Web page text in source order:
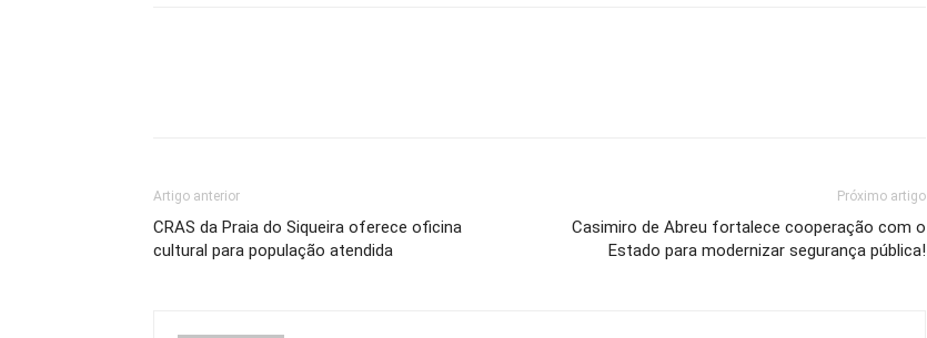
Artigo anterior
CRAS da Praia do Siqueira oferece oficina
cultural para população atendida
Próximo artigo
Casimiro de Abreu fortalece cooperação com o
Estado para modernizar segurança pública!